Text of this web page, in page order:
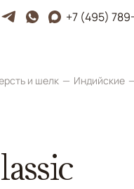
+7 (495)
и шелк Индийские